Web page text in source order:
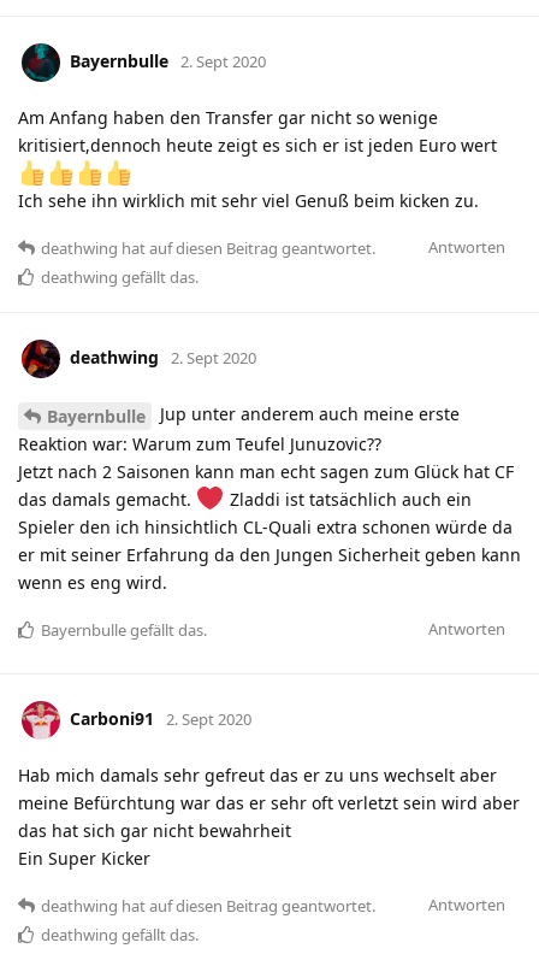
Bayernbulle 2. Sept 2020
Am Anfang haben den Transfer gar nicht so wenige
kritisiert,dennoch heute zeigt es sich er ist jeden Euro wert
Ich sehe ihn wirklich mit sehr viel Genuß beim kicken zu.
Antworten
deathwing hatauf diesen Beitrag geantwortet.
deathwing gefällt das.
deathwing 2. Sept 2020
Bayernbulle
Jup unter anderem auch meine erste
Reaktion war: Warum zum Teufel Junuzovic??
Jetzt nach 2 Saisonen kann man echt sagen zum Glück hat CF
das damals gemacht.
Zladdi ist tatsächlich auch ein
Spieler den ich hinsichtlich CL-Quali extra schonen würde da
er mit seiner Erfahrung da den Jungen Sicherheit geben kann
wenn es eng wird.
Antworten
Bayernbullegefällt das.
Carboni91 2. Sept 2020
Hab mich damals sehr gefreut das er zu uns wechselt aber
meine Befürchtung war das er sehr oft verletzt sein wird aber
das hat sich gar nicht bewahrheit
Ein Super Kicker
Antworten
deathwing hatauf diesen Beitrag geantwortet.
deathwing gefällt das.